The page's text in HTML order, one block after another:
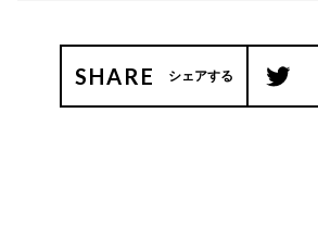
SHARE シェアする